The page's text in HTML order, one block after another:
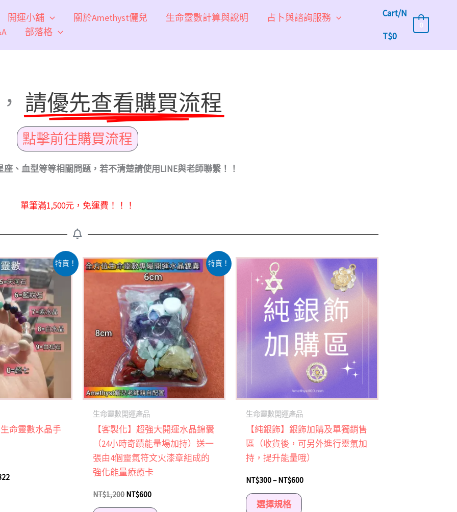
開運小舖 關於Amethyst儷兒 生命靈數計算與說明
占卜與諮詢服務
部落格
Cart/N
T$0
0
請優先查看購買流程
點擊前往購買流程
、血型等等相關問題，若不清楚請使用LINE與老師聯繫！！
單筆滿1,500元，免運費！！！
特賣！
命靈數水晶手
。
特賣！
生命靈數開運產品
【客製化】超強大開運水晶錦囊
（24小時奇蹟能量場加持）送一
張由4個靈氣符文火漆章組成的
強化能量療癒卡
NT$1,200
原
始
格：
NT$1,200。
NT$600
目
前
價
格：
NT$600。
生命靈數開運產品
【純銀飾】銀飾加購及單獨銷售
區（收貨後，可另外進行靈氣加
持，提升能量哦）
NT$300–NT$600
選擇規格
有
多
種
款
式。
可
在
品
頁
面
選
擇